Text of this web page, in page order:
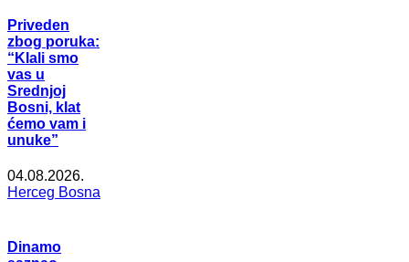
Priveden
zbog poruka:
“Klali smo
vas u
Srednjoj
Bosni, klat
ćemo vam i
unuke”
04.08.2026.
Herceg Bosna
Dinamo